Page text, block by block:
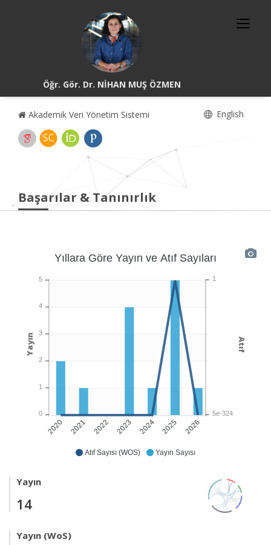
Öğr. Gör. Dr. NİHAN MUŞ ÖZMEN
Akademik Veri Yönetim Sistemi English
Başarılar & Tanınırlık
Atıf Sayısı (WOS) Yayın Sayısı
2020 2021 2022 2023 2024 2025 2026
Yıllara Göre Yayın ve Atıf Sayıları
1
5e-324
Atıf
5
4
3
2
1
0
Yayın
Yayın
14
Yayın (WoS)